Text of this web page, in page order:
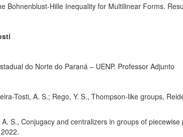
Bohnenblust-Hille Inequality for Multilinear Forms.
do Norte do Paraná – UENP. Professor Adjunto
Tosti, A. S.; Rego, Y. S., Thompson-like groups,
S., Conjugacy and centralizers in groups of